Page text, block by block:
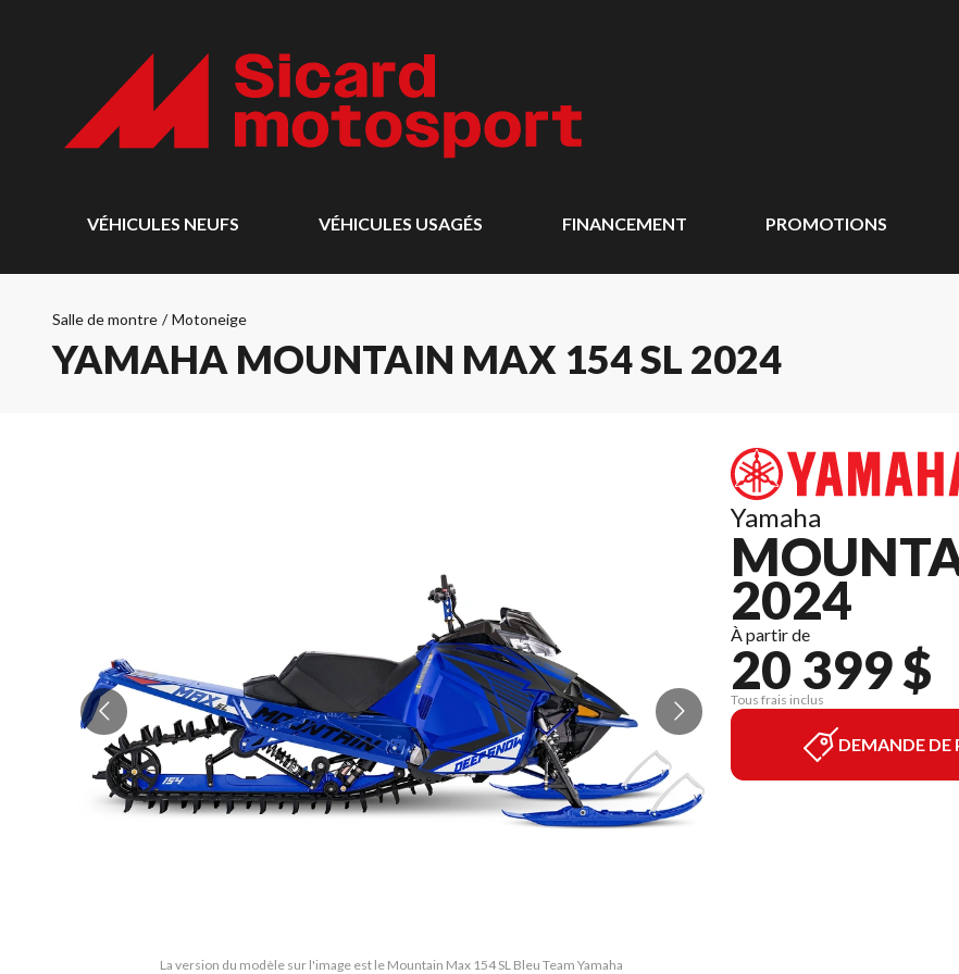
VÉHICULES NEUFS VÉHICULES USAGÉS FINANCEMENT PROMOTIONS
Salle de montre / Motoneige
YAMAHA MOUNTAIN MAX 154 SL 2024
La version du modèle sur l'image est le Mountain Max 154 SL Bleu Team Yamaha
Yamaha
2024
À partir de
20 399 $
Tous frais inclus
DEMANDE DE